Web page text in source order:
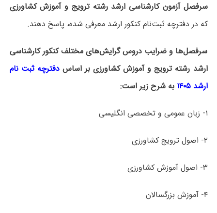
سرفصل آزمون کارشناسی ارشد رشته ترویج و آموزش کشاورزی
که در دفترچه‌ ثبت‌نام کنکور ارشد معرفی شده، پاسخ دهند.
سرفصل‌ها و ضرایب دروس گرایش‌های مختلف کنکور کارشناسی
ارشد رشته ترویج و آموزش کشاورزی بر اساس دفترچه ثبت نام
ارشد ۱۴۰۵
به شرح زیر است:
۱- زبان عمومی و تخصصی انگلیسی
۲- اصول ترویج کشاورزی
۳- اصول آموزش کشاورزی
۴- آموزش بزرگسالان